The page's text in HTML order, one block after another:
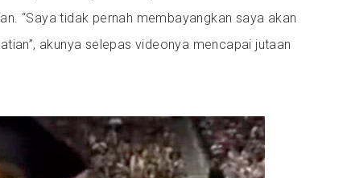
“Saya tidak pernah membayangkan saya akan
akunya selepas videonya mencapai jutaan